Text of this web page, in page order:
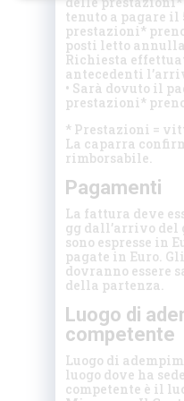
tenuto a pagare il
prestazioni*
posti letto
Richiesta
antecedenti
• Sarà dovuto il
prestazioni*
* Prestazioni =
La caparra
rimborsabile.
Pagamenti
La fattura deve
gg dall’arrivo del
sono espresse in
pagate in Euro.
dovranno essere
della partenza.
Luogo di
competente
Luogo di
luogo dove ha
competente è il